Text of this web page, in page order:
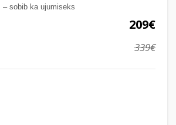
– sobib ka ujumiseks
209€
339€